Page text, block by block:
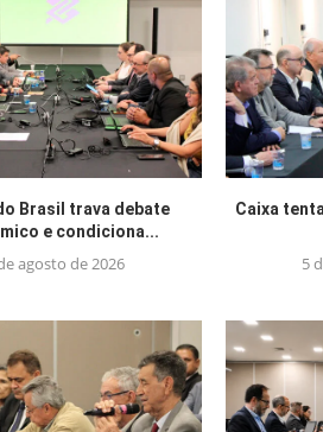
Brasil trava debate
e condiciona...
agosto de 2026
Caixa
5